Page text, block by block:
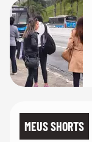
MEUS SHORTS